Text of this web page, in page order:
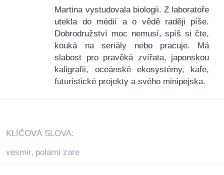
Martina vystudovala biologii. Z laboratoře
utekla do médií a o vědě raději píše.
Dobrodružství moc nemusí, spíš si čte,
kouká na seriály nebo pracuje. Má
slabost pro pravěká zvířata, japonskou
kaligrafii, oceánské ekosystémy, kafe,
futuristické projekty a svého minipejska.
KLÍČOVÁ SLOVA:
vesmir, polarni zare